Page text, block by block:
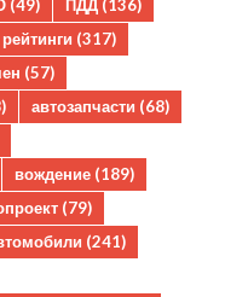
(49) ПДД (136)
(317)
(57)
автозапчасти (68)
вождение (189)
(79)
(241)